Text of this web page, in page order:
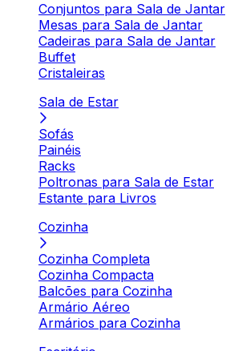
Conjuntos para Sala de Jantar
Mesas para Sala de Jantar
Cadeiras para Sala de Jantar
Buffet
Cristaleiras
Sala de Estar
Sofás
Painéis
Racks
Poltronas para Sala de Estar
Estante para Livros
Cozinha
Cozinha Completa
Cozinha Compacta
Balcões para Cozinha
Armário Aéreo
Armários para Cozinha